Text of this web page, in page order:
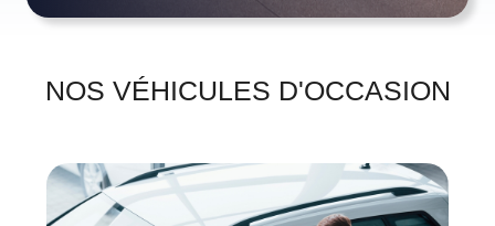
NOS VÉHICULES D'OCCASION